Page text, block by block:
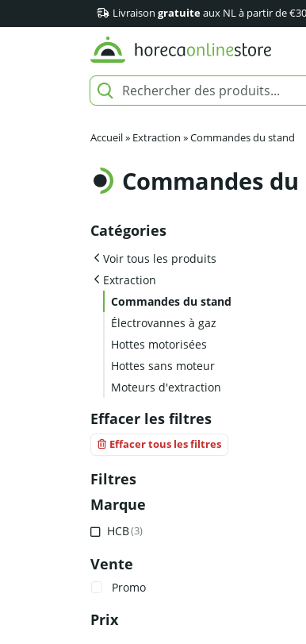
Livraison gratuiteaux NL à partir de
Accueil» Extraction »Commandes du stand
Commandes
Catégories
Voir tous les produits
Extraction
Commandes du stand
Électrovannes à gaz
Hottes motorisées
Hottes sans moteur
Moteurs d'extraction
Effacer les filtres
Effacer tous les filtres
Filtres
Marque
HCB(3)
Vente
Promo
Prix